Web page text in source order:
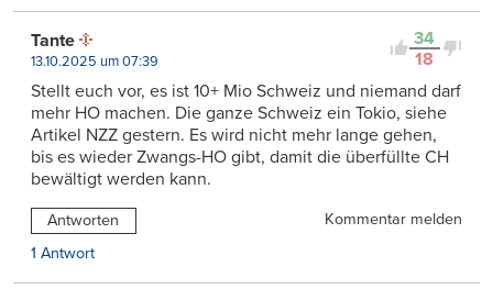
34
18
Tante
13.10.2025 um 07:39
Stellt euch vor, es ist 10+ Mio Schweiz und niemand darf
mehr HO machen. Die ganze Schweiz ein Tokio, siehe
Artikel NZZ gestern. Es wird nicht mehr lange gehen,
bis es wieder Zwangs-HO gibt, damit die überfüllte CH
bewältigt werden kann.
Antworten
Kommentar melden
1 Antwort